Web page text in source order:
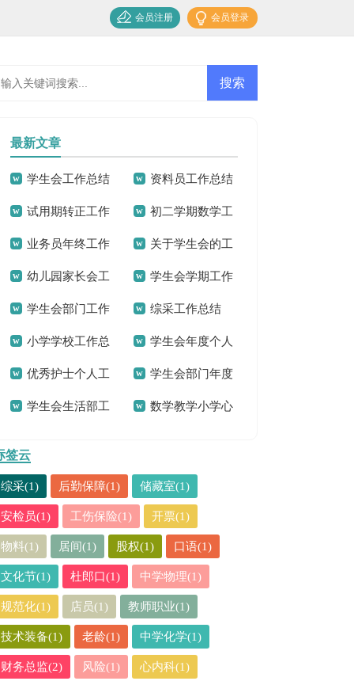
会员登录
会员注册
最新文章
学生会工作总结 资料员工作总结
15篇
试用期转正工作
总结汇编15篇
初二学期数学工
作总结
业务员年终工作
总结15篇
关于学生会的工
作总结
幼儿园家长会工
作总结15篇
学生会学期工作
总结
学生会部门工作
总结
综采工作总结
小学学校工作总
结
学生会年度个人
工作总结
优秀护士个人工
作总结
学生会部门年度
工作总结
学生会生活部工 数学教学小学心
签云
综采(1) 后勤保障(1) 储藏室(1)
安检员(1) 工伤保险(1) 开票(1)
物料(1) 居间(1) 股权(1) 口语(1)
文化节(1) 杜郎口(1) 中学物理(1)
规范化(1) 店员(1) 教师职业(1)
技术装备(1) 老龄(1) 中学化学(1)
财务总监(2) 风险(1) 心内科(1)